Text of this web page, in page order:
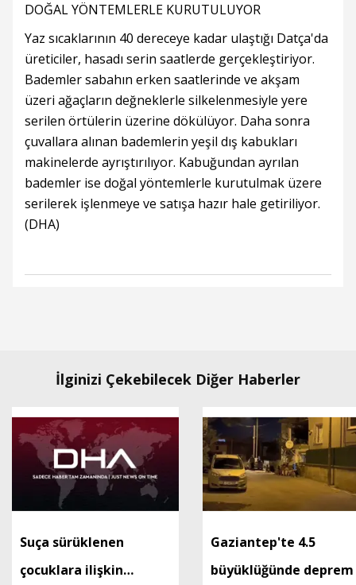
DOĞAL YÖNTEMLERLE KURUTULUYOR
Yaz sıcaklarının 40 dereceye kadar ulaştığı Datça'da
üreticiler, hasadı serin saatlerde gerçekleştiriyor.
Bademler sabahın erken saatlerinde ve akşam
üzeri ağaçların değneklerle silkelenmesiyle yere
serilen örtülerin üzerine dökülüyor. Daha sonra
çuvallara alınan bademlerin yeşil dış kabukları
makinelerde ayrıştırılıyor. Kabuğundan ayrılan
bademler ise doğal yöntemlerle kurutulmak üzere
serilerek işlenmeye ve satışa hazır hale getiriliyor.
(DHA)
İlginizi Çekebilecek Diğer Haberler
Suça sürüklenen
çocuklara ilişkin
Gaziantep'te 4.5
büyüklüğünde deprem